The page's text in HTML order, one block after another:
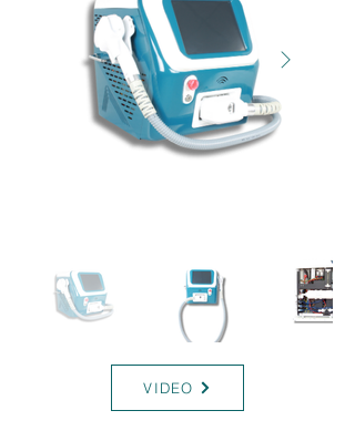
808-G
VIDEO